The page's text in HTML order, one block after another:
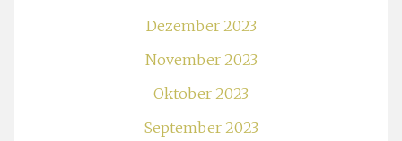
Dezember 2023
November 2023
Oktober 2023
September 2023